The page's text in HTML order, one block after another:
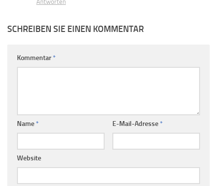
Antworten
SCHREIBEN SIE EINEN KOMMENTAR
Kommentar *
Name * E-Mail-Adresse *
Website